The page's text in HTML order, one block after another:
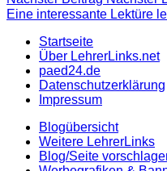
Eine interessante Lektüre
Startseite
Über LehrerLinks.net
paed24.de
Datenschutzerklärung
Impressum
Blogübersicht
Weitere LehrerLinks
Blog/Seite